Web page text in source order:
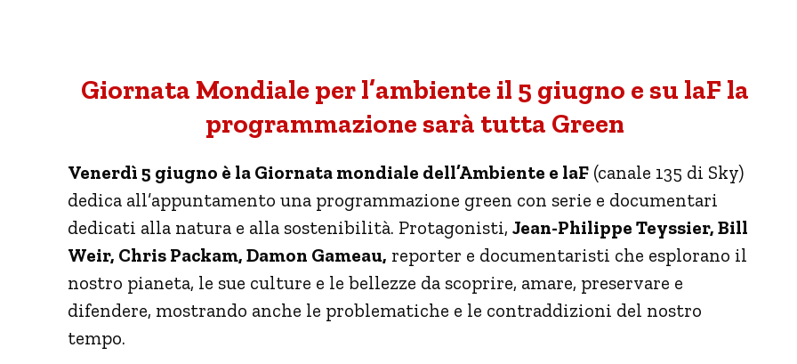
Giornata Mondiale per l’ambiente il 5 giugno e su laF la
programmazione sarà tutta Green
Venerdì 5 giugno è la Giornata mondiale dell’Ambiente e laF (canale 135 di Sky)
dedica all’appuntamento una programmazione green con serie e documentari
dedicati alla natura e alla sostenibilità. Protagonisti, Jean-Philippe Teyssier, Bill
Weir, Chris Packam, Damon Gameau, reporter e documentaristi che esplorano il
nostro pianeta, le sue culture e le bellezze da scoprire, amare, preservare e
difendere, mostrando anche le problematiche e le contraddizioni del nostro
tempo.